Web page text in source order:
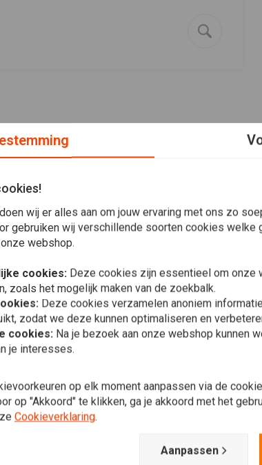
modellen
Plaats ook een review
wij er alles aan om jouw ervaring met ons zo
gebruiken wij verschillende soorten cookies welke
webshop.
cookies: Deze cookies zijn essentieel om onze
zoals het mogelijk maken van de zoekbalk.
Deze cookies verzamelen anoniem
zodat we deze kunnen optimaliseren en
cookies: Na je bezoek aan onze webshop kunnen
je interesses.
op elk moment aanpassen via de
op "Akkoord" te klikken, ga je akkoord met het
Cookieverklaring.
Aanpassen